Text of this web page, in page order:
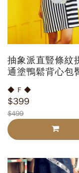
抽象派直豎條紋
通塗鴨鬆背心包
◆ F ◆
$399
$499